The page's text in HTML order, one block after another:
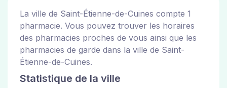
La ville de Saint-Étienne-de-Cuines compte 1
pharmacie. Vous pouvez trouver les horaires
des pharmacies proches de vous ainsi que les
pharmacies de garde dans la ville de Saint-
Étienne-de-Cuines.
Statistique de la ville